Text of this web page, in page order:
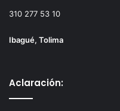
310 277 53 10
Ibagué, Tolima
Aclaración: